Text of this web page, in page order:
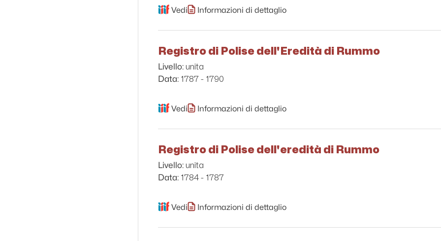
Vedi Informazioni di dettaglio
Registro di Polise dell'Eredità di Rummo
Livello: unita
Data: 1787 - 1790
Vedi Informazioni di dettaglio
Registro di Polise dell'eredità di Rummo
Livello: unita
Data: 1784 - 1787
Vedi Informazioni di dettaglio